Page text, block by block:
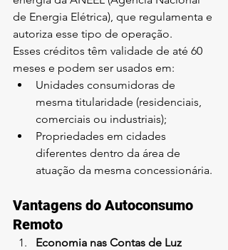
de Energia Elétrica), que regulamenta e
autoriza esse tipo de operação.
Esses créditos têm validade de até 60
meses e podem ser usados em:
Unidades consumidoras de
mesma titularidade (residenciais,
comerciais ou industriais);
Propriedades em cidades
diferentes dentro da área de
atuação da mesma concessionária.
Vantagens do Autoconsumo
Remoto
Economia nas Contas de Luz